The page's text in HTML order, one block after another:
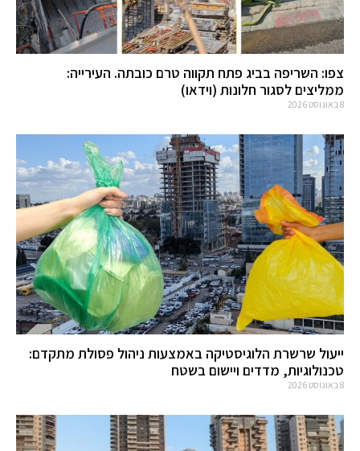
צפו: השריפה בביג פתח תקווה טרם כובתה. העירייה:
ממליצים לסגור חלונות (וידאו)
8 באוגוסט 2026
ייעול שרשרת הלוגיסטיקה באמצעות ניהול פסולת מתקדם:
טכנולוגיות, מדדים ויישום בשטח
8 באוגוסט 2026